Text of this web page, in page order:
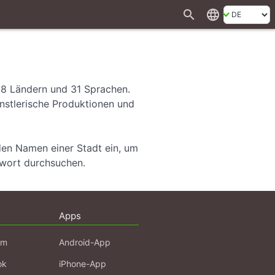
search language
Ländern und 31 Sprachen.
Produktionen und
Namen einer Stadt ein, um
durchsuchen.
Apps
Android-App
iPhone-App